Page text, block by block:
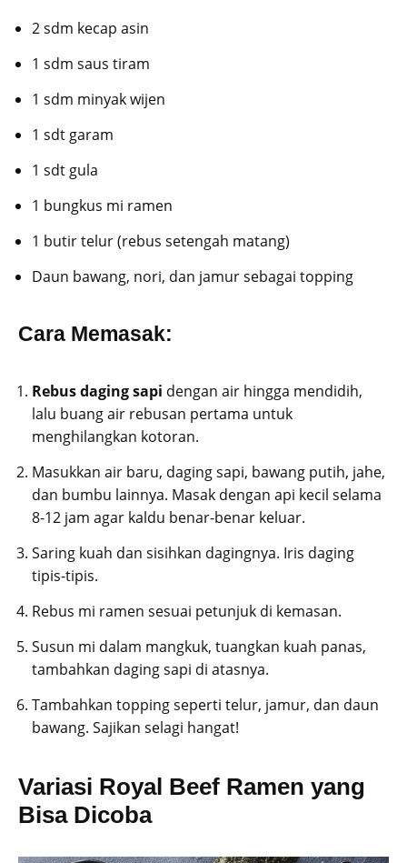
2 sdm kecap asin
1 sdm saus tiram
1 sdm minyak wijen
1 sdt garam
1 sdt gula
1 bungkus mi ramen
1 butir telur (rebus setengah matang)
Daun bawang, nori, dan jamur sebagai topping
Cara Memasak:
Rebus daging sapi dengan air hingga mendidih,
lalu buang air rebusan pertama untuk
menghilangkan kotoran.
Masukkan air baru, daging sapi, bawang putih, jahe,
dan bumbu lainnya. Masak dengan api kecil selama
8-12 jam agar kaldu benar-benar keluar.
Saring kuah dan sisihkan dagingnya. Iris daging
tipis-tipis.
Rebus mi ramen sesuai petunjuk di kemasan.
Susun mi dalam mangkuk, tuangkan kuah panas,
tambahkan daging sapi di atasnya.
Tambahkan topping seperti telur, jamur, dan daun
bawang. Sajikan selagi hangat!
Variasi Royal Beef Ramen yang
Bisa Dicoba